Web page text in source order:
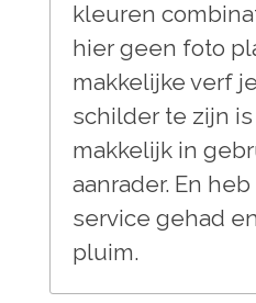
kleuren
hier geen foto
makkelijke verf
schilder te zijn
makkelijk in
aanrader. En
service gehad
pluim.